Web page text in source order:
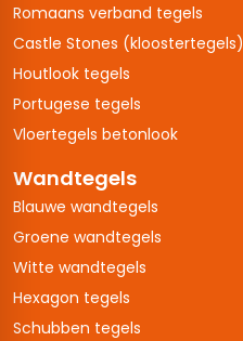
Romaans verband tegels
Castle Stones (kloostertegels)
Houtlook tegels
Portugese tegels
Vloertegels betonlook
Wandtegels
Blauwe wandtegels
Groene wandtegels
Witte wandtegels
Hexagon tegels
Schubben tegels